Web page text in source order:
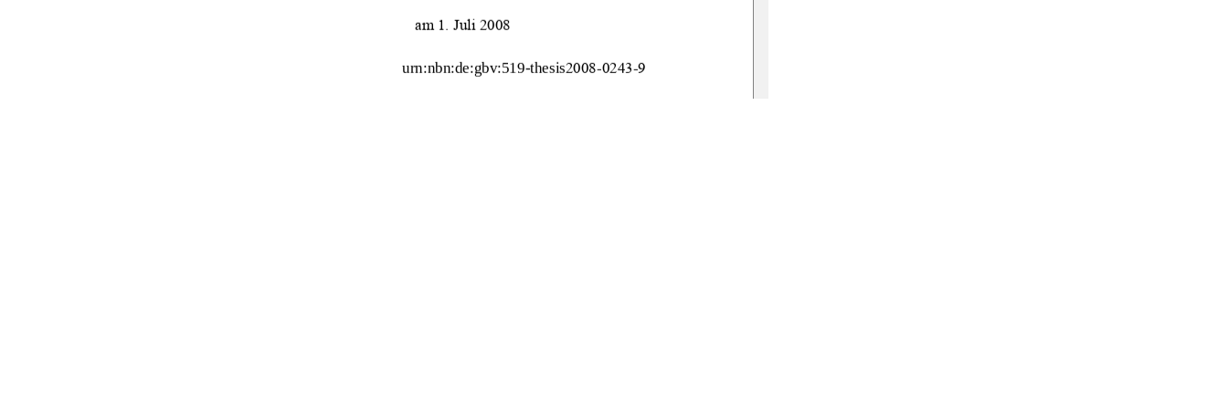
am 1. Juli 2008
urn:nbn:de:gbv:519-thesis2008-0243-9